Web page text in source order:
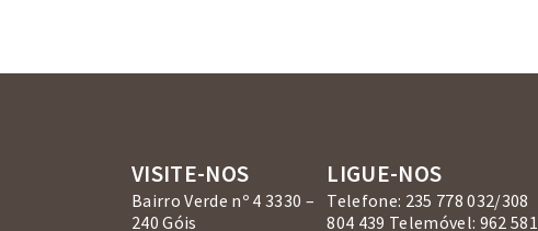
VISITE-NOS
Bairro Verde nº 4 3330 –
240 Góis
LIGUE-NOS
Telefone: 235 778 032/308
804 439 Telemóvel: 962 581